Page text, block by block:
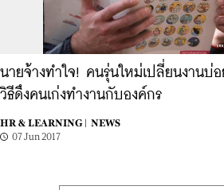
นายจ้างทำใจ! คนรุ่นใหม่เปลี่ยนงานบ่
วิธีดึงคนเก่งทำงานกับองค์กร
HR & LEARNING |
NEWS
07 Jun 2017